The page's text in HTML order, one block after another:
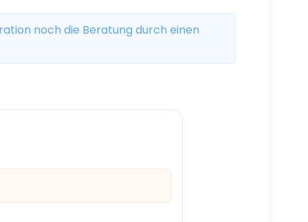
noch die Beratung durch einen